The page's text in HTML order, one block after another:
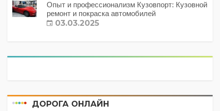
Опыт и профессионализм Кузовпорт: Кузовной
ремонт и покраска автомобилей
03.03.2025
ДОРОГА ОНЛАЙН